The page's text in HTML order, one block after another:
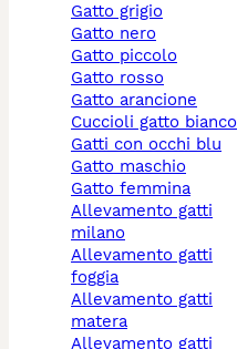
gatto grigio
gatto nero
gatto piccolo
gatto rosso
gatto arancione
cuccioli gatto bianco
gatti con occhi blu
gatto maschio
gatto femmina
allevamento gatti
milano
allevamento gatti
foggia
allevamento gatti
matera
allevamento gatti